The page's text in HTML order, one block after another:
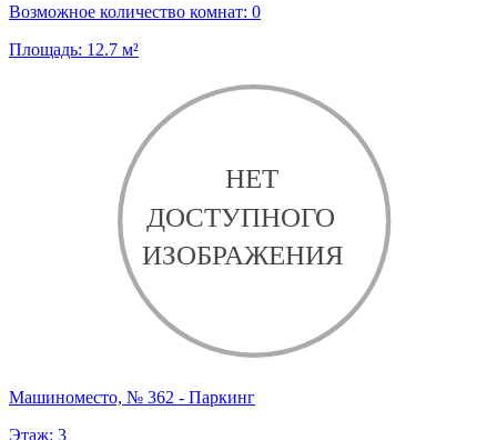
Возможное количество комнат: 0
Площадь: 12.7 м²
Машиноместо, № 362 - Паркинг
Этаж: 3